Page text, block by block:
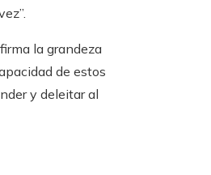
la grandeza
de estos
y deleitar al